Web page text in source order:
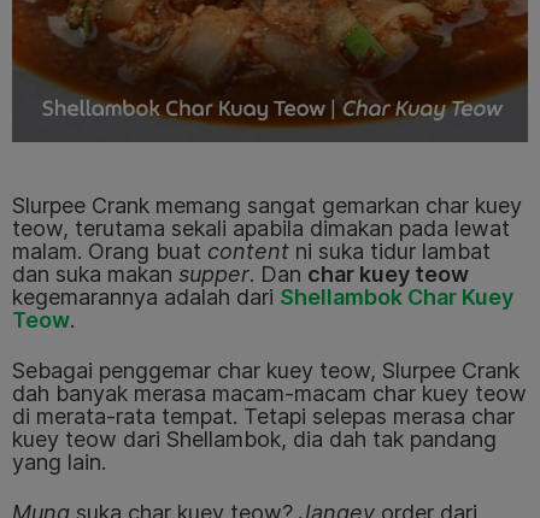
Slurpee Crank memang sangat gemarkan char kuey
teow, terutama sekali apabila dimakan pada lewat
malam. Orang buat content ni suka tidur lambat
dan suka makan supper. Dan char kuey teow
kegemarannya adalah dari Shellambok Char Kuey
Teow.
Sebagai penggemar char kuey teow, Slurpee Crank
dah banyak merasa macam-macam char kuey teow
di merata-rata tempat. Tetapi selepas merasa char
kuey teow dari Shellambok, dia dah tak pandang
yang lain.
Mung suka char kuey teow? Jangey order dari